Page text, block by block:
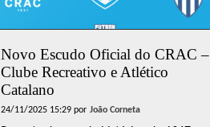
Novo Escudo Oficial do CRAC –
Clube Recreativo e Atlético
Catalano
24/11/2025 15:29 por João Corneta